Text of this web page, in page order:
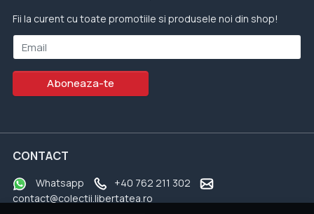
Fii la curent cu toate promotiile si produsele noi din shop!
Email
Aboneaza-te
CONTACT
Whatsapp
+40 762 211 302
contact@colectii.libertatea.ro